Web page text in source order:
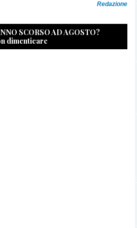
Redazione
SCORSO AD AGOSTO?
dimenticare